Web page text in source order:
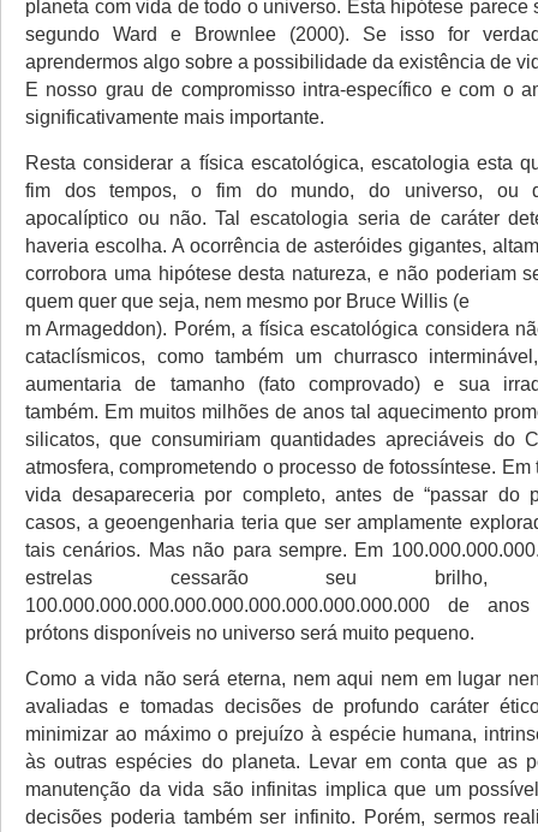
planeta com vida de todo o universo. Esta hipótese parece
segundo Ward e Brownlee (2000). Se isso for
aprendermos algo sobre a possibilidade da existência de
E nosso grau de compromisso intra-específico e com o
significativamente mais importante.
Resta considerar a física escatológica, escatologia esta
fim dos tempos, o fim do mundo, do universo, ou
apocalíptico ou não. Tal escatologia seria de caráter
haveria escolha. A ocorrência de asteróides gigantes,
corrobora uma hipótese desta natureza, e não poderiam
quem quer que seja, nem mesmo por Bruce Willis (e
m Armageddon). Porém, a física escatológica considera
cataclísmicos, como também um churrasco
aumentaria de tamanho (fato comprovado) e sua
também. Em muitos milhões de anos tal aquecimento
silicatos, que consumiriam quantidades apreciáveis do
atmosfera, comprometendo o processo de fotossíntese.
vida desapareceria por completo, antes de “passar do
casos, a geoengenharia teria que ser amplamente
tais cenários. Mas não para sempre. Em
estrelas cessarão seu
100.000.000.000.000.000.000.000.000.000.000 de
prótons disponíveis no universo será muito pequeno.
Como a vida não será eterna, nem aqui nem em lugar
avaliadas e tomadas decisões de profundo caráter
minimizar ao máximo o prejuízo à espécie humana,
às outras espécies do planeta. Levar em conta que as
manutenção da vida são infinitas implica que um
decisões poderia também ser infinito. Porém, sermos